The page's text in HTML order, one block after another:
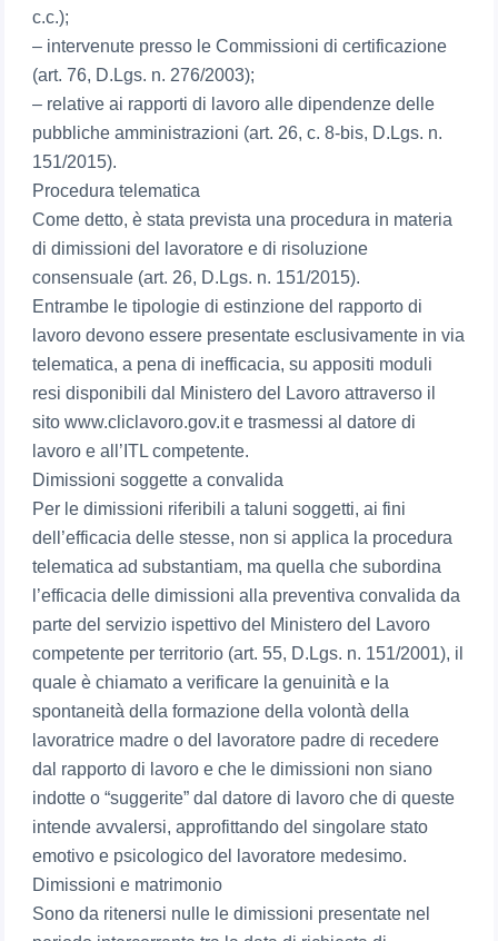
c.c.);
– intervenute presso le Commissioni di certificazione
(art. 76, D.Lgs. n. 276/2003);
– relative ai rapporti di lavoro alle dipendenze delle
pubbliche amministrazioni (art. 26, c. 8-bis, D.Lgs. n.
151/2015).
Procedura telematica
Come detto, è stata prevista una procedura in materia
di dimissioni del lavoratore e di risoluzione
consensuale (art. 26, D.Lgs. n. 151/2015).
Entrambe le tipologie di estinzione del rapporto di
lavoro devono essere presentate esclusivamente in via
telematica, a pena di inefficacia, su appositi moduli
resi disponibili dal Ministero del Lavoro attraverso il
sito www.cliclavoro.gov.it e trasmessi al datore di
lavoro e all’ITL competente.
Dimissioni soggette a convalida
Per le dimissioni riferibili a taluni soggetti, ai fini
dell’efficacia delle stesse, non si applica la procedura
telematica ad substantiam, ma quella che subordina
l’efficacia delle dimissioni alla preventiva convalida da
parte del servizio ispettivo del Ministero del Lavoro
competente per territorio (art. 55, D.Lgs. n. 151/2001), il
quale è chiamato a verificare la genuinità e la
spontaneità della formazione della volontà della
lavoratrice madre o del lavoratore padre di recedere
dal rapporto di lavoro e che le dimissioni non siano
indotte o “suggerite” dal datore di lavoro che di queste
intende avvalersi, approfittando del singolare stato
emotivo e psicologico del lavoratore medesimo.
Dimissioni e matrimonio
Sono da ritenersi nulle le dimissioni presentate nel